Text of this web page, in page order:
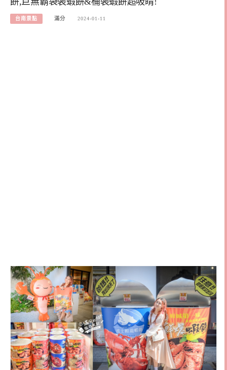
台南景點 滿分 2024-01-11